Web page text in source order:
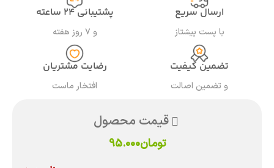
ارسال سریع
با پست پیشتاز
پشتیبانی ۲۴ ساعته
و ۷ روز هفته
تضمین کیفیت
و تضمین اصالت
رضایت مشتریان
افتخار ماست
قیمت محصول
تومان95.000